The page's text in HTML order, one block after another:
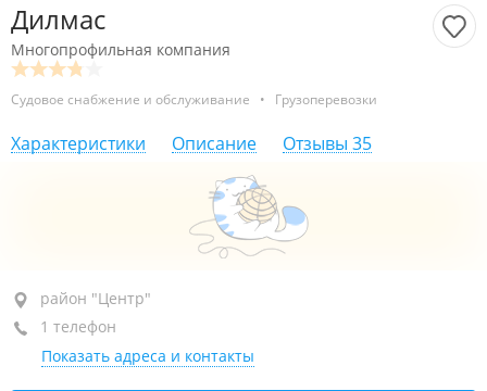
Дилмас
Многопрофильная компания
Судовое снабжение и обслуживание • Грузоперевозки
Характеристики Описание Отзывы 35
район "Центр", ул. Пушкинская, 40
5-й этаж, оф. 504
+7 (423) 230-25-43
район "Центр"
1 телефон
Показать адреса и контакты